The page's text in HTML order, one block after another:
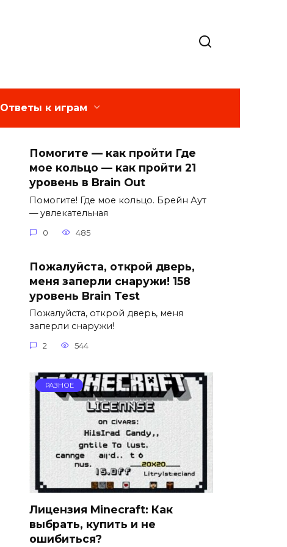
Ответы к играм
Помогите — как пройти Где
мое кольцо — как пройти 21
уровень в Brain Out
Помогите! Где мое кольцо. Брейн Аут
— увлекательная
0 485
Пожалуйста, открой дверь,
меня заперли снаружи! 158
уровень Brain Test
Пожалуйста, открой дверь, меня
заперли снаружи!
2 544
РАЗНОЕ
Лицензия Minecraft: Как
выбрать, купить и не
ошибиться?